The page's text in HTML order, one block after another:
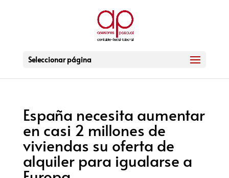
Seleccionar página
España necesita aumentar
en casi 2 millones de
viviendas su oferta de
alquiler para igualarse a